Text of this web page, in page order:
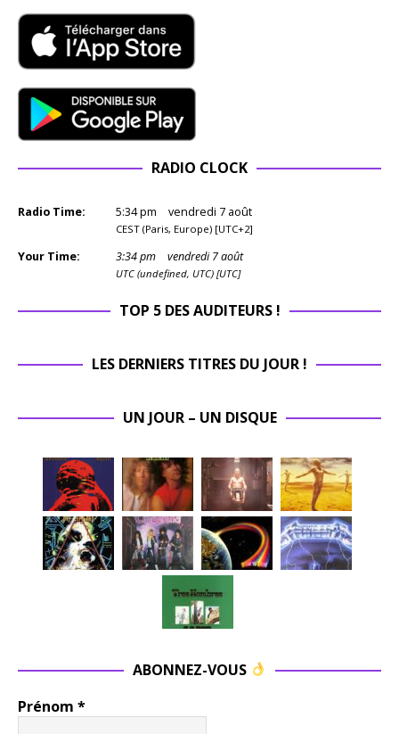
RADIO CLOCK
Radio Time: 5:34pm vendredi 7 août
CEST (Paris, Europe) [UTC+2]
Your Time: 3:34pm vendredi 7 août
UTC (undefined, UTC) [UTC]
TOP 5 DES AUDITEURS !
LES DERNIERS TITRES DU JOUR !
UN JOUR – UN DISQUE
ABONNEZ-VOUS
Prénom *